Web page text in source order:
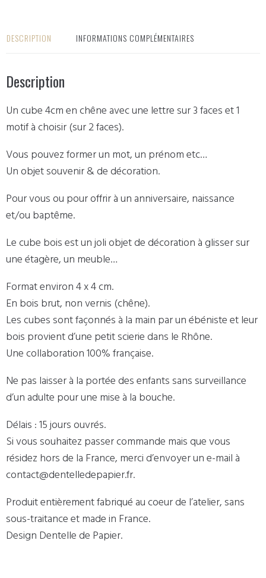
DESCRIPTION INFORMATIONS COMPLÉMENTAIRES
Description
Un cube 4cm en chêne avec une lettre sur 3 faces et 1
motif à choisir (sur 2 faces).
Vous pouvez former un mot, un prénom etc…
Un objet souvenir & de décoration.
Pour vous ou pour offrir à un anniversaire, naissance
et/ou baptême.
Le cube bois est un joli objet de décoration à glisser sur
une étagère, un meuble…
Format environ 4 x 4 cm.
En bois brut, non vernis (chêne).
Les cubes sont façonnés à la main par un ébéniste et leur
bois provient d’une petit scierie dans le Rhône.
Une collaboration 100% française.
Ne pas laisser à la portée des enfants sans surveillance
d’un adulte pour une mise à la bouche.
Délais : 15 jours ouvrés.
Si vous souhaitez passer commande mais que vous
résidez hors de la France, merci d’envoyer un e-mail à
contact@dentelledepapier.fr.
Produit entièrement fabriqué au coeur de l’atelier, sans
sous-traitance et made in France.
Design Dentelle de Papier.